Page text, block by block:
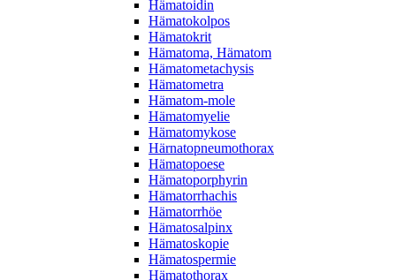
Hämatoidin
Hämatokolpos
Hämatokrit
Hämatoma, Hämatom
Hämatometachysis
Hämatometra
Hämatom-mole
Hämatomyelie
Hämatomykose
Härnatopneumothorax
Hämatopoese
Hämatoporphyrin
Hämatorrhachis
Hämatorrhöe
Hämatosalpinx
Hämatoskopie
Hämatospermie
Hämatothorax